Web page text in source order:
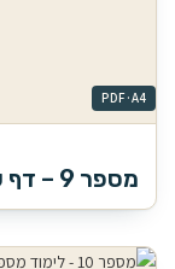
מספר 9 – דף עבודה בחשבון